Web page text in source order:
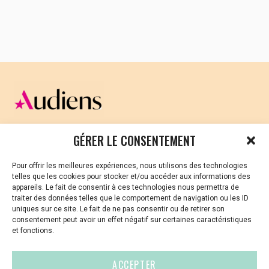
GÉRER LE CONSENTEMENT
Pour offrir les meilleures expériences, nous utilisons des technologies
telles que les cookies pour stocker et/ou accéder aux informations des
appareils. Le fait de consentir à ces technologies nous permettra de
traiter des données telles que le comportement de navigation ou les ID
uniques sur ce site. Le fait de ne pas consentir ou de retirer son
consentement peut avoir un effet négatif sur certaines caractéristiques
et fonctions.
ACCEPTER
Contact
Fred Grange
production@delautrecote.fr / 06 64 61 44 64 /
delautrecote.fr
CELLULE D’ÉCOUTE ET DE SOUTIEN PSYCHOLOGIQUE ET
Vous avez été témoin ou vous êtes victime de VSS ? Ou
vous êtes référent·es harcèlement en besoin de soutien
ou d’informations ?
01 87 20 30 90
violences-sexuelles-culture@audiens.org